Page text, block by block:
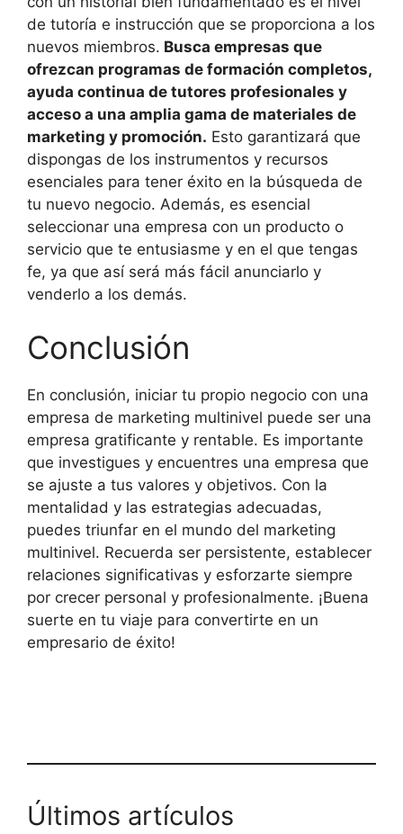
de tutoría e instrucción que se proporciona a los
nuevos miembros. Busca empresas que
ofrezcan programas de formación completos,
ayuda continua de tutores profesionales y
acceso a una amplia gama de materiales de
marketing y promoción. Esto garantizará que
dispongas de los instrumentos y recursos
esenciales para tener éxito en la búsqueda de
tu nuevo negocio. Además, es esencial
seleccionar una empresa con un producto o
servicio que te entusiasme y en el que tengas
fe, ya que así será más fácil anunciarlo y
venderlo a los demás.
Conclusión
En conclusión, iniciar tu propio negocio con una
empresa de marketing multinivel puede ser una
empresa gratificante y rentable. Es importante
que investigues y encuentres una empresa que
se ajuste a tus valores y objetivos. Con la
mentalidad y las estrategias adecuadas,
puedes triunfar en el mundo del marketing
multinivel. Recuerda ser persistente, establecer
relaciones significativas y esforzarte siempre
por crecer personal y profesionalmente. ¡Buena
suerte en tu viaje para convertirte en un
empresario de éxito!
Últimos artículos